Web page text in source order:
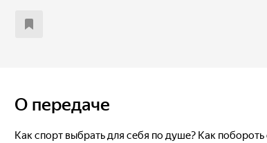
О передаче
Как спорт выбрать для себя по душе? Как